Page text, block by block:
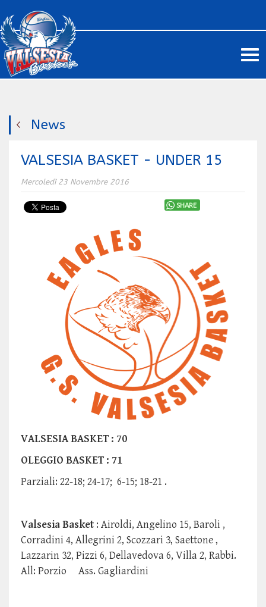
News
VALSESIA BASKET - UNDER 15
Mercoledì 23 Novembre 2016
SHARE
VALSESIA BASKET : 70
OLEGGIO BASKET : 71
Parziali: 22-18; 24-17; 6-15; 18-21 .
Valsesia Basket : Airoldi, Angelino 15, Baroli ,
Corradini 4, Allegrini 2, Scozzari 3, Saettone ,
Lazzarin 32, Pizzi 6, Dellavedova 6, Villa 2, Rabbi.
All: Porzio Ass. Gagliardini